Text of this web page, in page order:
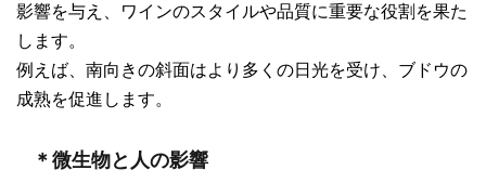
影響を与え、ワインのスタイルや品質に重要な役割を果た
します。
例えば、南向きの斜面はより多くの日光を受け、ブドウの
成熟を促進します。
＊微生物と人の影響